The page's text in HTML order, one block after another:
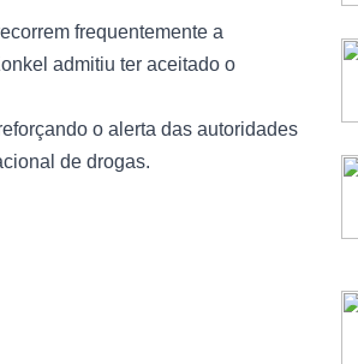
frequentemente a
admitiu ter aceitado o
o alerta das autoridades
de drogas.